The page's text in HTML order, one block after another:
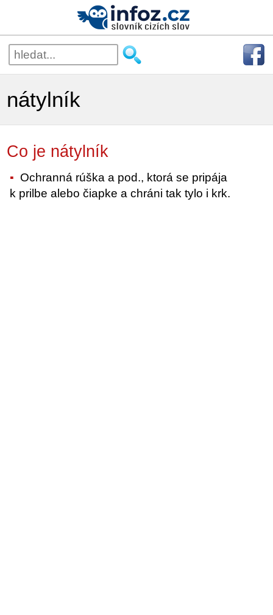
nátylník
Co je nátylník
Ochranná rúška a pod., ktorá se pripája
k prilbe alebo čiapke a chráni tak tylo i krk.